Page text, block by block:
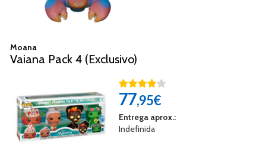
Moana
Vaiana Pack 4 (Exclusivo)
77,95€
Entrega aprox.:
Indefinida